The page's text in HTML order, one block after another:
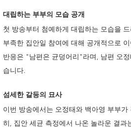
대립하는 부부의 모습 공개
첫 방송부터 첨예하게 대립하는 모습을
부족한 집안일 참여에 대해 공개적으로
반응은 "남편은 균덩어리"라며, 남편 오
습니다.
섬세한 갈등의 묘사
이번 방송에서는 오정태와 백아영 부부
히, 집안 세균 측정에서 나온 놀라운 결